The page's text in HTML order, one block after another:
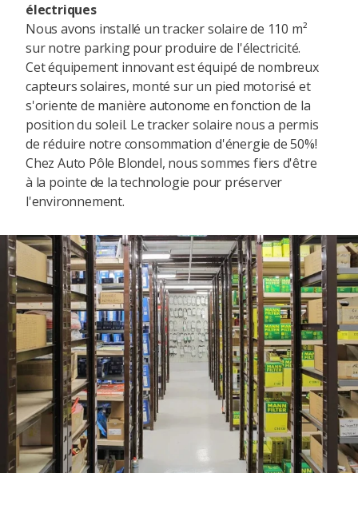
électriques
Nous avons installé un tracker solaire de 110 m²
sur notre parking pour produire de l'électricité.
Cet équipement innovant est équipé de nombreux
capteurs solaires, monté sur un pied motorisé et
s'oriente de manière autonome en fonction de la
position du soleil. Le tracker solaire nous a permis
de réduire notre consommation d'énergie de 50%!
Chez Auto Pôle Blondel, nous sommes fiers d'être
à la pointe de la technologie pour préserver
l'environnement.